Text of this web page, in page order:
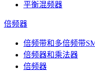
平衡混频器
倍频器
倍频带和多倍频带
倍频器和乘法器
倍频器